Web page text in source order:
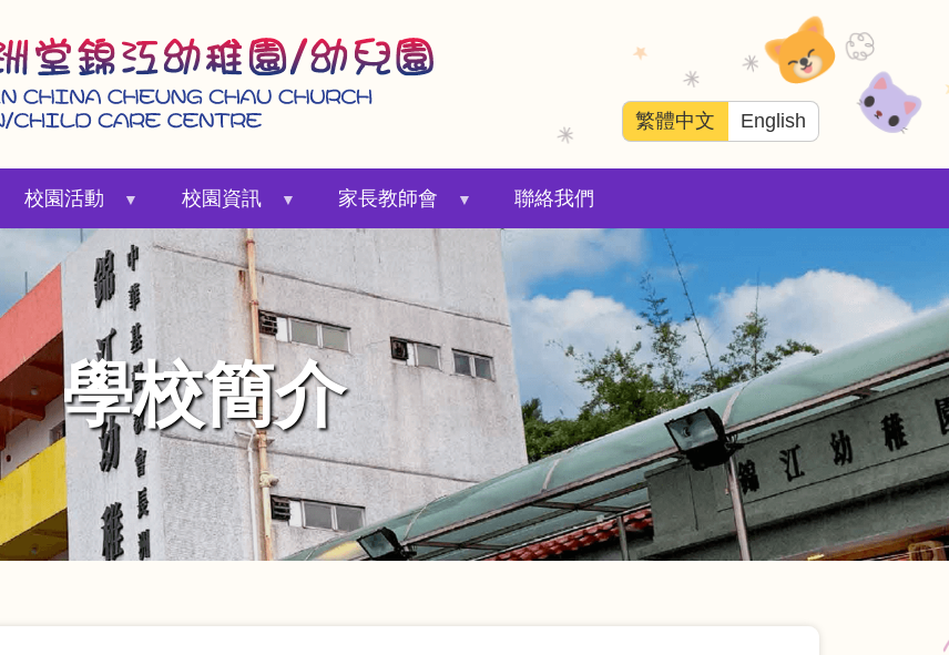
繁體中文 English
校園活動 校園資訊 家長教師會 聯絡我們
學校簡介